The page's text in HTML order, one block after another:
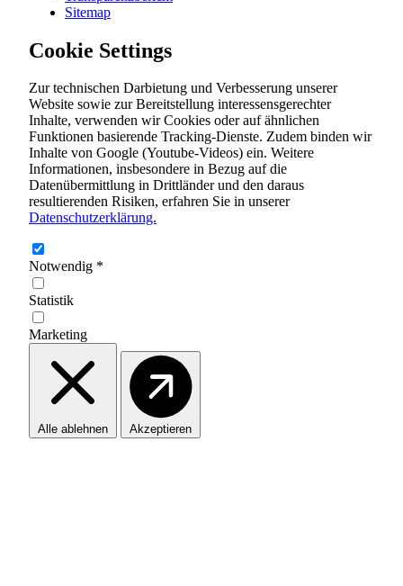
Sitemap
Cookie Settings
Zur technischen Darbietung und Verbesserung unserer
Website sowie zur Bereitstellung interessensgerechter
Inhalte, verwenden wir Cookies oder auf ähnlichen
Funktionen basierende Tracking-Dienste. Zudem binden wir
Inhalte von Google (Youtube-Videos) ein. Weitere
Informationen, insbesondere in Bezug auf die
Datenübermittlung in Drittländer und den daraus
resultierenden Risiken, erfahren Sie in unserer
Datenschutzerklärung.
Notwendig *
Statistik
Marketing
Alle ablehnen Akzeptieren